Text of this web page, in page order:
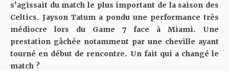
s’agissait du match le plus important de la saison des
Celtics. Jayson Tatum a pondu une performance très
médiocre lors du Game 7 face à Miami. Une
prestation gâchée notamment par une cheville ayant
tourné en début de rencontre. Un fait qui a changé le
match ?